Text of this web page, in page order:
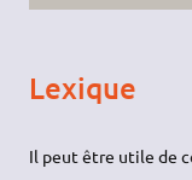
Lexique
Il peut être utile de